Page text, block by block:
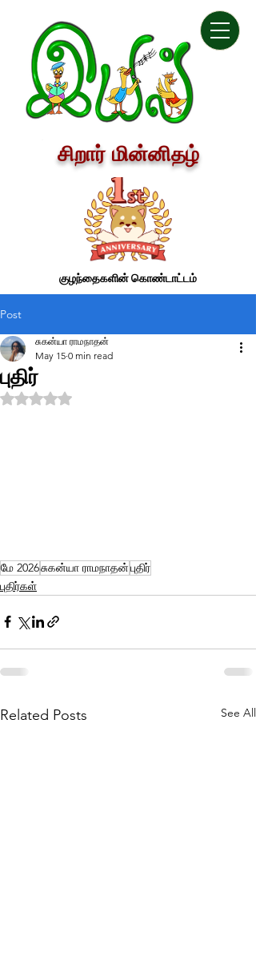
சிறார் மின்னிதழ்
குழந்தைகளின் கொண்டாட்டம்
Post
புதிர்
சுகன்யா ராமநாதன்
May 15 0 min read
Rated NaN out of 5 stars.
மே 2026சுகன்யா ராமநாதன்புதிர்
புதிர்கள்
Related Posts See All